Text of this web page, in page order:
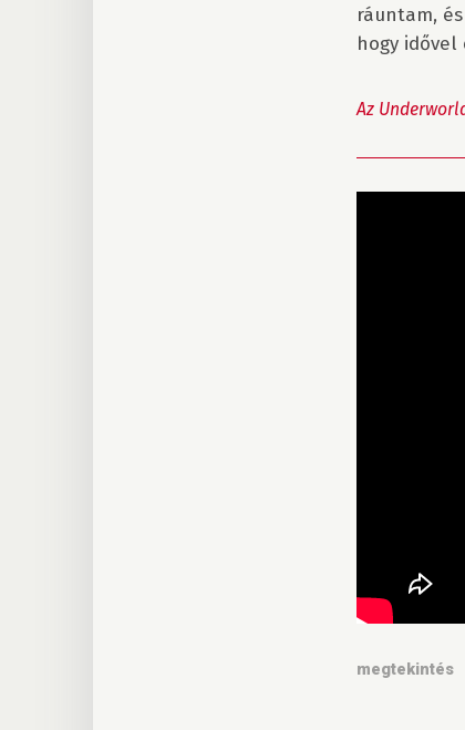
ráuntam,
hogy idővel
Az
megtekintés